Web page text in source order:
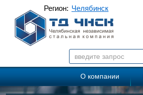
Челябинск
Регион:
О компании